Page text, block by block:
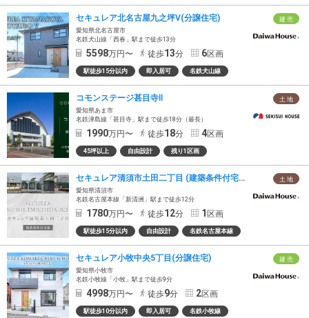
建 売
セキュレア北名古屋九之坪V(分譲住宅)
愛知県北名古屋市
名鉄犬山線「西春」駅まで徒歩13分
5598万円〜 徒歩13分 6区画
駅徒歩15分以内 即入居可 名鉄犬山線
土 地
コモンステージ甚目寺Ⅱ
愛知県あま市
名鉄津島線「甚目寺」駅まで徒歩18分（最長）
1990万円〜 徒歩18分 4区画
45坪以上 自由設計 残り1区画
土 地
セキュレア清須市土田二丁目 (建築条件付宅地分譲)
愛知県清須市
名鉄名古屋本線「新清洲」駅まで徒歩12分
1780万円〜 徒歩12分 1 区画
駅徒歩15分以内 自由設計 名鉄名古屋本線
建 売
セキュレア小牧中央5丁目(分譲住宅)
愛知県小牧市
名鉄小牧線「小牧」駅まで徒歩9分
4998万円〜 徒歩9分 2区画
駅徒歩10分以内 即入居可 名鉄小牧線